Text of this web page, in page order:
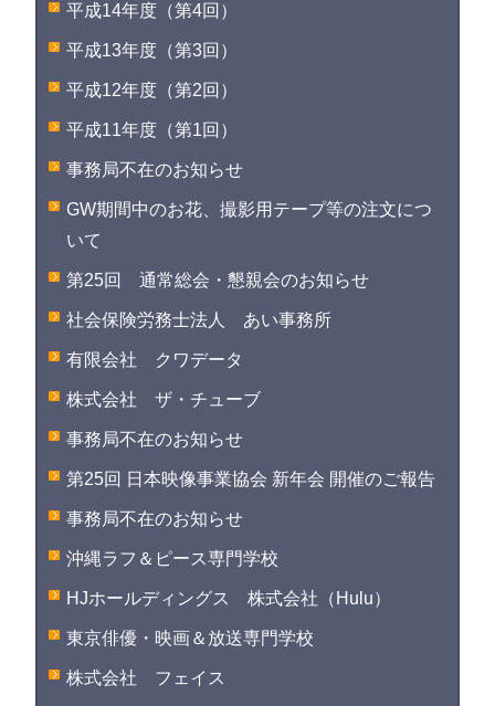
平成14年度（第4回）
平成13年度（第3回）
平成12年度（第2回）
平成11年度（第1回）
事務局不在のお知らせ
GW期間中のお花、撮影用テープ等の注文につ
いて
第25回 通常総会・懇親会のお知らせ
社会保険労務士法人 あい事務所
有限会社 クワデータ
株式会社 ザ・チューブ
事務局不在のお知らせ
第25回 日本映像事業協会 新年会 開催のご報告
事務局不在のお知らせ
沖縄ラフ＆ピース専門学校
HJホールディングス 株式会社（Hulu）
東京俳優・映画＆放送専門学校
株式会社 フェイス